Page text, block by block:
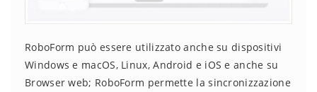
RoboForm può essere utilizzato anche su dispositivi
Windows e macOS, Linux, Android e iOS e anche su
Browser web; RoboForm permette la sincronizzazione